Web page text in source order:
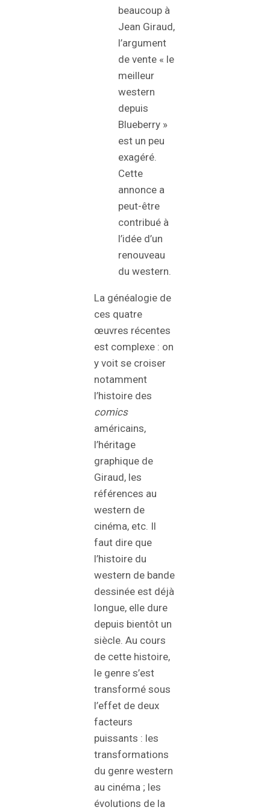
beaucoup à
Jean Giraud,
l’argument
de vente « le
meilleur
western
depuis
Blueberry »
est un peu
exagéré.
Cette
annonce a
peut-être
contribué à
l’idée d’un
renouveau
du western.
La généalogie de
ces quatre
œuvres récentes
est complexe : on
y voit se croiser
notamment
l’histoire des
comics
américains,
l’héritage
graphique de
Giraud, les
références au
western de
cinéma, etc. Il
faut dire que
l’histoire du
western de bande
dessinée est déjà
longue, elle dure
depuis bientôt un
siècle. Au cours
de cette histoire,
le genre s’est
transformé sous
l’effet de deux
facteurs
puissants : les
transformations
du genre western
au cinéma ; les
évolutions de la